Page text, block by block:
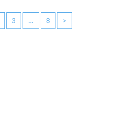
3 … 8 >